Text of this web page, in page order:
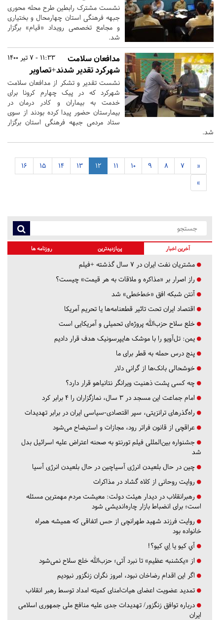
نشست مشترک رابطین طرح محله محوری
جبهه فرهنگی استان چهارمحال و بختیاری
و مجامع تخصصی رویداد «قیام» برگزار
شد.
11:33 - 7 تیر 1400
مدافعان سلامت
شهرکرد تقدیر شدند+تصاویر
نشست تقدیر و تشکر از مدافعان سلامت
شهرکرد که در پیک چهارم کرونا برای
خدمت به بیماران و کادر درمان در
بیمارستان حضور پیدا کرده بودند از سوی
ستاد مردمی جبهه فرهنگی استان برگزار
شد.
«
7
8
9
10
11
12
13
14
15
16
»
آخرین اخبار پربازدیدترین روزنامه ها
مشتریان نفت ایران در ۷ سال گذشته +فیلم
راز اصرار بر «مذاکره و ملاقات به هر قیمت» چیست؟
آنتن شبکه افق «خط‌خطی» شد
اقتصاد ایران تحت تاثیر قطعنامه‌ها یا تحریم‌ آمریکا
خلع سلاح حزب‌الله پروژه‌ای تحمیلی و آمریکایی است
یمن: تل‌آویو را با موشک هایپرسونیک هدف قرار دادیم
پنج درس‌ حمله به قطر برای ما
خوشحالی بانک‌ها از گرانی دلار
چه کسی پشت ذهنیت ویرانگر نتانیاهو قرار دارد؟
امام جماعت این مسجد در ۳ سال، نمازگزاران را ۴ برابر کرد
راه‌گذرهای ترانزیتی، سپر اقتصادی-سیاسی ایران در برابر تهدیدات
عراقچی از قانون فراتر رود، مجازات و استیضاح می‌شود
جشنواره بین‌المللی فیلم تورنتو به صحنه اعتراض علیه اسرائیل بدل
شد
چین در حال بلعیدن انرژی آسیاچین در حال بلعیدن انرژی آسیا
روایت روحانی از کلاه گشاد در مذاکرات
رهبرانقلاب در دیدار هیئت دولت: معیشت مردم مهمترین مسئله
است؛ برای انضباط بازار چاره‌اندیشی شود
روایت فرزند شهید طهرانچی از حس اتفاقی که همیشه همراه
خانواده بود
آي كيو يا اِي كيو؟!
از «یکشنبه عظیم» تا نبرد آتی؛ حزب‌الله خلع سلاح نمی‌شود
اگر این اقدام رضاخان نبود، امروز نگران زنگزور نبودیم
تمدید عضویت اعضای هیات‌امنای کمیته امداد توسط رهبر انقلاب
درباره توافق زنگزور/ تهدیدات جدی علیه منافع ملی جمهوری اسلامی
ایران